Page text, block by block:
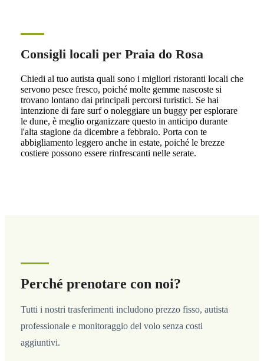
Consigli locali per Praia do Rosa
Chiedi al tuo autista quali sono i migliori ristoranti locali che
servono pesce fresco, poiché molte gemme nascoste si
trovano lontano dai principali percorsi turistici. Se hai
intenzione di fare surf o noleggiare un buggy per esplorare
le dune, è meglio organizzare questo in anticipo durante
l'alta stagione da dicembre a febbraio. Porta con te
abbigliamento leggero anche in estate, poiché le brezze
costiere possono essere rinfrescanti nelle serate.
Perché prenotare con noi?
Tutti i nostri trasferimenti includono prezzo fisso, autista
professionale e monitoraggio del volo senza costi
aggiuntivi.